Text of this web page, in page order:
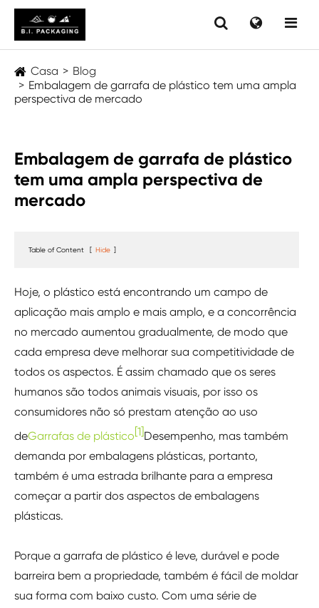
Casa
Blog
Embalagem de garrafa de plástico tem uma ampla
perspectiva de mercado
Embalagem de garrafa de plástico
tem uma ampla perspectiva de
mercado
Table of Content [ Hide ]
Hoje, o plástico está encontrando um campo de
aplicação mais amplo e mais amplo, e a concorrência
no mercado aumentou gradualmente, de modo que
cada empresa deve melhorar sua competitividade de
todos os aspectos. É assim chamado que os seres
humanos são todos animais visuais, por isso os
consumidores não só prestam atenção ao uso
deGarrafas de plástico[1]Desempenho, mas também
demanda por embalagens plásticas, portanto,
também é uma estrada brilhante para a empresa
começar a partir dos aspectos de embalagens
plásticas.
Porque a garrafa de plástico é leve, durável e pode
barreira bem a propriedade, também é fácil de moldar
sua forma com baixo custo. Com uma série de